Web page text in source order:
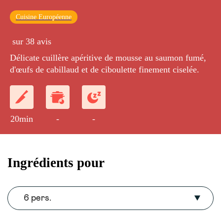
Cuisine Européenne
sur 38 avis
Délicate cuillère apéritive de mousse au saumon fumé,
d'œufs de cabillaud et de ciboulette finement ciselée.
20min - -
Ingrédients pour
6 pers.